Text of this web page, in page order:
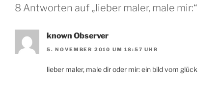
8 Antworten auf „lieber maler, male mir:“
known Observer
5. NOVEMBER 2010 UM 18:57 UHR
lieber maler, male dir oder mir: ein bild vom glück